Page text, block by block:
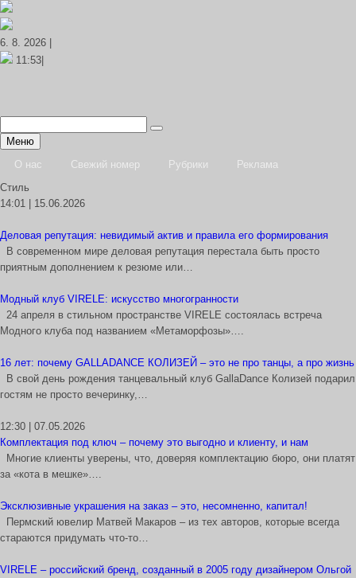
6. 8. 2026 |
11:53|
Меню
О нас
Свежий номер Рубрики
Реклама
Стиль
14:01 | 15.06.2026
Деловая репутация: невидимый актив и правила его формирования
В современном мире деловая репутация перестала быть просто
приятным дополнением к резюме или…
Модный клуб VIRELE: искусство многогранности
24 апреля в стильном пространстве VIRELE состоялась встреча
Модного клуба под названием «Метаморфозы»….
16 лет: почему GALLADANCE КОЛИЗЕЙ – это не про танцы, а про жизнь
В свой день рождения танцевальный клуб GallaDance Колизей подарил
гостям не просто вечеринку,…
12:30 | 07.05.2026
Комплектация под ключ – почему это выгодно и клиенту, и нам
Многие клиенты уверены, что, доверяя комплектацию бюро, они платят
за «кота в мешке»….
Эксклюзивные украшения на заказ – это, несомненно, капитал!
Пермский ювелир Матвей Макаров – из тех авторов, которые всегда
стараются придумать что-то…
VIRELE – российский бренд, созданный в 2005 году дизайнером Ольгой